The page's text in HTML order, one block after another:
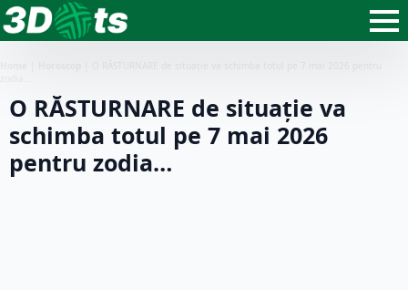
O RĂSTURNARE de situație va
schimba totul pe 7 mai 2026
pentru zodia…